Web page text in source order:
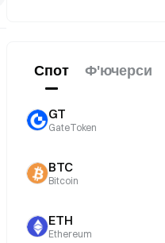
Спот Ф'ючерси
GT
GateToken
BTC
Bitcoin
ETH
Ethereum